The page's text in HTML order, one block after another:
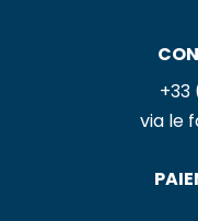
+33
via le